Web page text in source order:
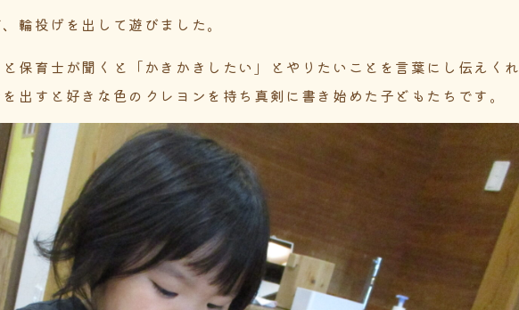
輪投げを出して遊びました。
と保育士が聞くと「かきかきしたい」とやりたいことを言葉にし伝えくれ
出すと好きな色のクレヨンを持ち真剣に書き始めた子どもたちです。